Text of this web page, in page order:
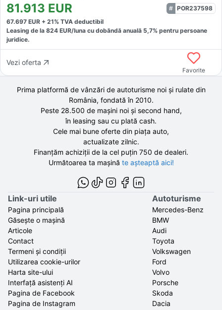
81.913 EUR
POR237598
67.697 EUR + 21% TVA deductibil
Leasing de la 824 EUR/luna cu dobăndă anuală 5,7% pentru persoane
juridice.
Vezi oferta
Favorite
Prima platformă de vânzări de autoturisme noi și rulate din
România, fondată în 2010.
Peste 28.500 demașini noi și second hand,
în leasing sau cu plată cash.
Cele mai bune oferte din piața auto,
actualizate zilnic.
Finanțăm achiziții de la cel puțin 750 de dealeri.
Următoarea ta mașină te așteaptă aici!
Link-uri utile
Pagina principală
Găsește o mașină
Articole
Contact
Termeni și condiții
Utilizarea cookie-urilor
Harta site-ului
Interfață asistenți AI
Pagina de Facebook
Pagina de Instagram
Autoturisme
Mercedes-Benz
BMW
Audi
Toyota
Volkswagen
Ford
Volvo
Porsche
Skoda
Dacia